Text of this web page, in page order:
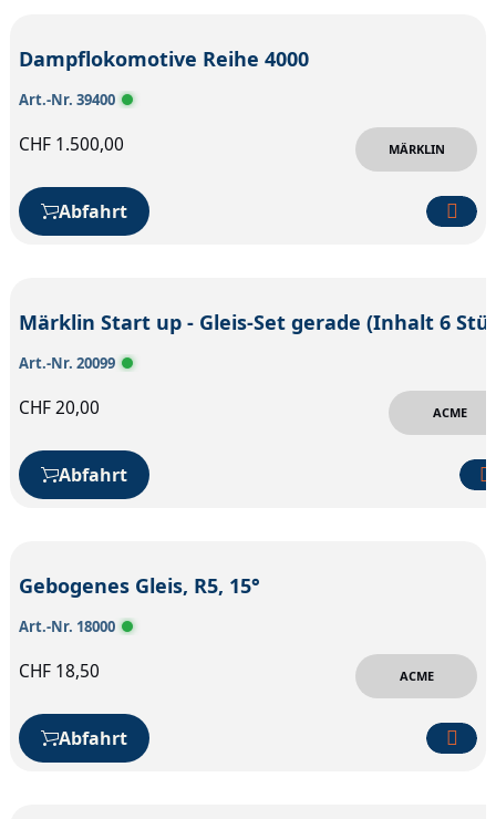
Dampflokomotive Reihe 4000
Art.-Nr. 39400
CHF 1.500,00 MÄRKLIN
Abfahrt
Art.-Nr. 20099
CHF20,00 ACME
Abfahrt
Gebogenes Gleis, R5, 15°
Art.-Nr. 18000
CHF 18,50 ACME
Abfahrt